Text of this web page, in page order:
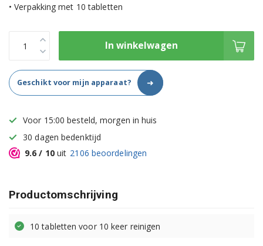
• Verpakking met 10 tabletten
In winkelwagen
Geschikt voor mijn apparaat? ➜
Voor 15:00 besteld, morgen in huis
30 dagen bedenktijd
9.6 / 10uit 2106 beoordelingen
Productomschrijving
10 tabletten voor 10 keer reinigen